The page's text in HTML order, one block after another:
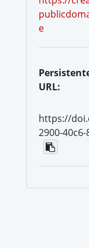
e
URL:
https://
2900-